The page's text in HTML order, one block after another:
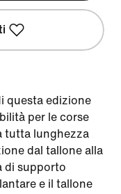
questa edizione
per le corse
tutta lunghezza
dal tallone alla
di supporto
e il tallone